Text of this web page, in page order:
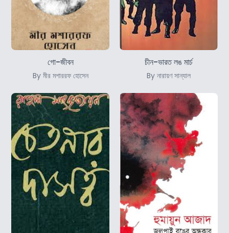
গো-জীবন
By মীর মশাররফ হোসেন
চীন-ভারত লঙ মার্চ
By নারায়ণ সান্যাল